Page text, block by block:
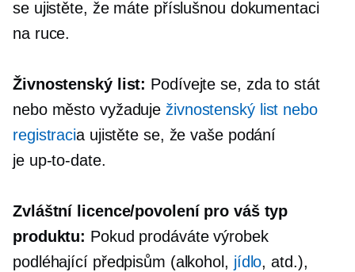
se ujistěte, že máte příslušnou dokumentaci
na ruce.
Živnostenský list: Podívejte se, zda to stát
nebo město vyžaduje živnostenský list nebo
registracia ujistěte se, že vaše podání
je up-to-date.
Zvláštní licence/povolení pro váš typ
produktu: Pokud prodáváte výrobek
podléhající předpisům (alkohol, jídlo, atd.),